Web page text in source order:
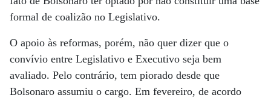
formal de coalizão no Legislativo.
O apoio às reformas, porém, não quer dizer que o
convívio entre Legislativo e Executivo seja bem
avaliado. Pelo contrário, tem piorado desde que
Bolsonaro assumiu o cargo. Em fevereiro, de acordo